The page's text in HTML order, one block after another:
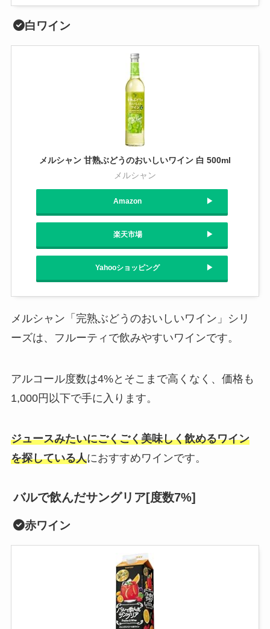
白ワイン
メルシャン 甘熟ぶどうのおいしいワイン 白 500ml
メルシャン
Amazon
楽天市場
Yahooショッピング
メルシャン「完熟ぶどうのおいしいワイン」シリ
ーズは、フルーティで飲みやすいワインです。
アルコール度数は4%とそこまで高くなく、価格も
1,000円以下で手に入ります。
ジュースみたいにごくごく美味しく飲めるワイン
を探している人におすすめワインです。
バルで飲んだサングリア[度数7%]
赤ワイン